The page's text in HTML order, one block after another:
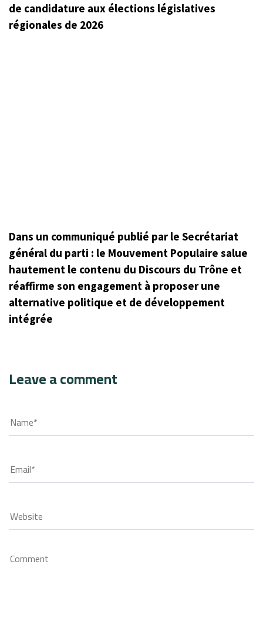
de candidature aux élections législatives
régionales de 2026
Dans un communiqué publié par le Secrétariat
général du parti : le Mouvement Populaire salue
hautement le contenu du Discours du Trône et
réaffirme son engagement à proposer une
alternative politique et de développement
intégrée
Leave a comment